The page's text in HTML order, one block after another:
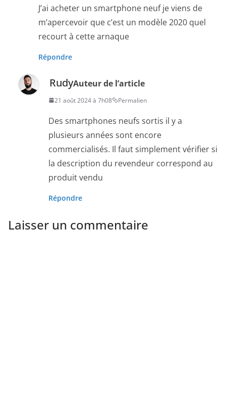
J’ai acheter un smartphone neuf je viens de
m’apercevoir que c’est un modèle 2020 quel
recourt à cette arnaque
Répondre
RudyAuteur de l’article
21 août 2024 à 7h08 Permalien
Des smartphones neufs sortis il y a
plusieurs années sont encore
commercialisés. Il faut simplement vérifier si
la description du revendeur correspond au
produit vendu
Répondre
Laisser un commentaire